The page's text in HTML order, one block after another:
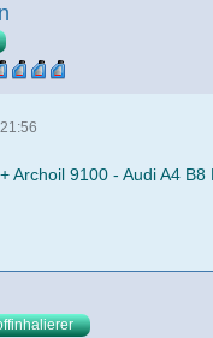
Archoil 9100 - Audi A4